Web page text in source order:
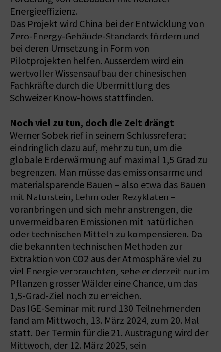
Energieeffizienz.
Das Projekt wird China bei der Entwicklung von
Zero-Energy-Gebäude-Standards fördern und
bei deren Umsetzung in Form von
Pilotprojekten helfen. Ausserdem wird ein
wertvoller Wissensaufbau der chinesischen
Fachkräfte durch die Übermittlung des
Schweizer Know-hows stattfinden.
Noch viel zu tun, doch die Zeit drängt
Werner Sobek rief in seinem Schlussreferat
eindringlich dazu auf, mehr zu tun, um die
globale Erderwärmung auf maximal 1,5 Grad zu
begrenzen. Man müsse das emissionsarme und
materialsparende Bauen – also etwa das Bauen
mit Naturstein, Lehm oder Rezyklaten –
voranbringen und sich mehr anstrengen, die
unvermeidbaren Emissionen mit natürlichen
oder technischen Mitteln zu kompensieren. Da
die bekannten technischen Methoden zur
Extraktion von CO2 aus der Atmosphäre viel zu
viel Energie verbrauchten, sehe er derzeit nur im
Pflanzen grosser Wälder eine Chance, um das
1,5-Grad-Ziel noch zu erreichen.
Das IGE-Seminar mit rund 130 Teilnehmenden
fand am Mittwoch, 13. März 2024, zum 20. Mal
statt. Der Termin für die 21. Austragung wird der
Mittwoch, der 12. März 2025, sein.